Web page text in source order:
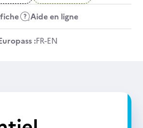
Aide en ligne
:FR-EN